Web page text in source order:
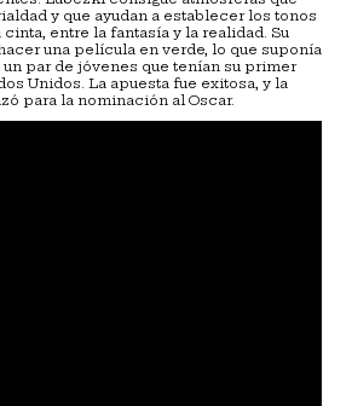
y que ayudan a establecer los tonos
entre la fantasía y la realidad. Su
una película en verde, lo que suponía
par de jóvenes que tenían su primer
Unidos. La apuesta fue exitosa, y la
para la nominación al Oscar.